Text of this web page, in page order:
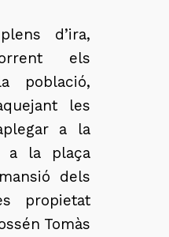
d’ira,
els
població,
les
a la
a la plaça
dels
propietat
Tomàs